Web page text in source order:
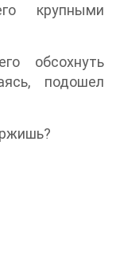
крупными
обсохнуть
подошел